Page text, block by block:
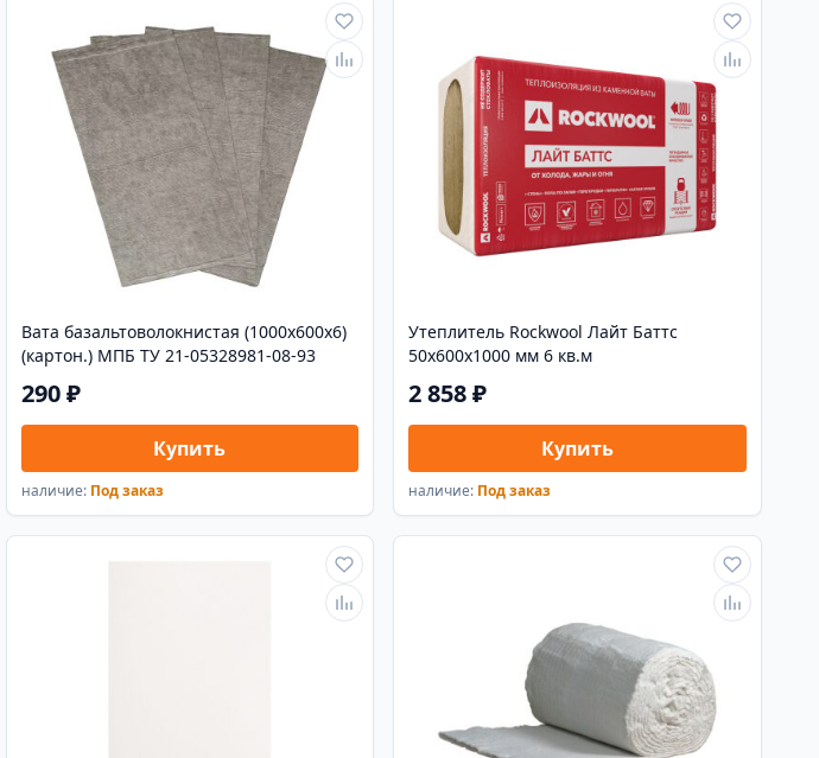
Вата базальтоволокнистая (1000x600x6)
(картон.) МПБ ТУ 21-05328981-08-93
290 ₽
Купить
наличие: Под заказ
Утеплитель Rockwool Лайт Баттс
50х600х1000 мм 6 кв.м
2 858 ₽
Купить
наличие: Под заказ